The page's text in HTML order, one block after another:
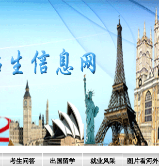
考生问答 出国留学 就业风采 图片看河外